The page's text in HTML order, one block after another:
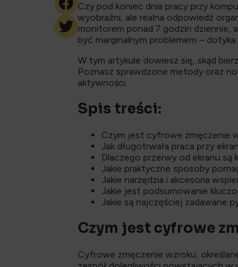
Czy pod koniec dnia pracy przy
wyobraźni, ale realna odpowiedź
monitorem ponad 7 godzin
być marginalnym problemem –
W tym artykule dowiesz się, skąd
Poznasz sprawdzone metody oraz
aktywności.
Spis treści:
Czym jest cyfrowe zmęczenie
Jak długotrwała praca przy
Dlaczego przerwy od ekranu są
Jakie praktyczne sposoby
Jakie narzędzia i akcesoria
Jakie jest podsumowanie
Jakie są najczęściej zadawane
Czym jest cyfrowe
Cyfrowe zmęczenie wzroku,